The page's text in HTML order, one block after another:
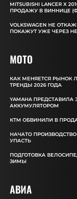
MITSUBISHI LANCER
ПРОДАЖУ В ВИННИЦЕ
VOLKSWAGEN НЕ
ПОКАЖУТ УЖЕ ЧЕРЕЗ
MOTO
КАК МЕНЯЕТСЯ РЫНОК
ТРЕНДЫ 2026 ГОДА
YAMAHA
АККУМУЛЯТОРОМ
КТМ ОБВИНИЛИ В
НАЧАТО
УПАСТЬ
ПОДГОТОВКА
ЗИМЫ
АВИА